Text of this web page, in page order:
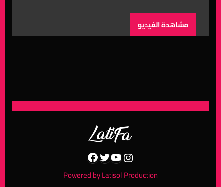
مشاهدة الفيديو
Facebook
Twitter
YouTube
Instagram
Powered by Latisol Production